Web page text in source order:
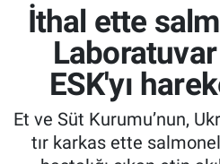
İthal ette
ESK'yı
Et ve Süt Kurumu’nun,
tır karkas ette
Tarımsal Destekler
Tarım Bakanlığı
Tarım Kredi
Tüm Manşetler
Son Dakika Haberleri
Haber Arşivi